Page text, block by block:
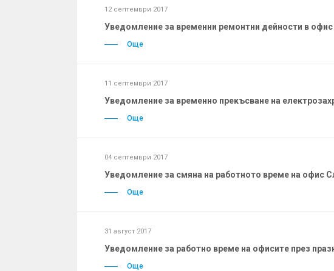
12 септември 2017
Уведомление за временни ремонтни дейности в
Още
11 септември 2017
Уведомление за временно прекъсване на
Още
04 септември 2017
Уведомление за смяна на работното време на офис
Още
31 август 2017
Уведомление за работно време на офисите през
Още